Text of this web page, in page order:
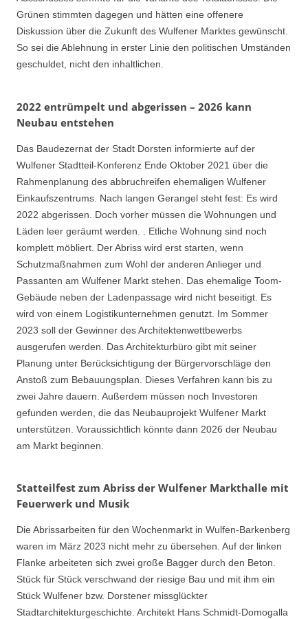
Grünen stimmten dagegen und hätten eine offenere
Diskussion über die Zukunft des Wulfener Marktes gewünscht.
So sei die Ablehnung in erster Linie den politischen Umständen
geschuldet, nicht den inhaltlichen.
2022 entrümpelt und abgerissen – 2026 kann
Neubau entstehen
Das Baudezernat der Stadt Dorsten informierte auf der
Wulfener Stadtteil-Konferenz Ende Oktober 2021 über die
Rahmenplanung des abbruchreifen ehemaligen Wulfener
Einkaufszentrums. Nach langen Gerangel steht fest: Es wird
2022 abgerissen. Doch vorher müssen die Wohnungen und
Läden leer geräumt werden. . Etliche Wohnung sind noch
komplett möbliert. Der Abriss wird erst starten, wenn
Schutzmaßnahmen zum Wohl der anderen Anlieger und
Passanten am Wulfener Markt stehen. Das ehemalige Toom-
Gebäude neben der Ladenpassage wird nicht beseitigt. Es
wird von einem Logistikunternehmen genutzt. Im Sommer
2023 soll der Gewinner des Architektenwettbewerbs
ausgerufen werden. Das Architekturbüro gibt mit seiner
Planung unter Berücksichtigung der Bürgervorschläge den
Anstoß zum Bebauungsplan. Dieses Verfahren kann bis zu
zwei Jahre dauern. Außerdem müssen noch Investoren
gefunden werden, die das Neubauprojekt Wulfener Markt
unterstützen. Voraussichtlich könnte dann 2026 der Neubau
am Markt beginnen.
Statteilfest zum Abriss der Wulfener Markthalle mit
Feuerwerk und Musik
Die Abrissarbeiten für den Wochenmarkt in Wulfen-Barkenberg
waren im März 2023 nicht mehr zu übersehen. Auf der linken
Flanke arbeiteten sich zwei große Bagger durch den Beton.
Stück für Stück verschwand der riesige Bau und mit ihm ein
Stück Wulfener bzw. Dorstener missglückter
Stadtarchitekturgeschichte. Architekt Hans Schmidt-Domogalla